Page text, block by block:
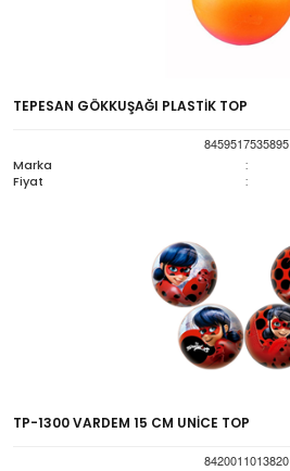
TEPESAN GÖKKUŞAĞI PLASTİK TOP
8459517535895
Marka
:
Fiyat :
TP-1300 VARDEM 15 CM UNİCE TOP
8420011013820